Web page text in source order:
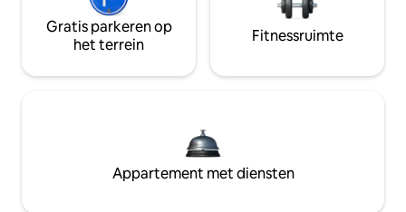
Gratis parkeren op
het terrein
Fitnessruimte
Appartement met diensten